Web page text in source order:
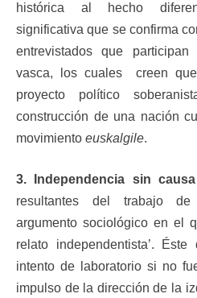
histórica al hecho
significativa que se confirma
entrevistados que
vasca, los cuales creen
proyecto político
construcción de una nación
movimiento euskalgile.
3. Independencia sin
resultantes del trabajo
argumento sociológico en el
relato independentista’.
intento de laboratorio si no
impulso de la dirección de la